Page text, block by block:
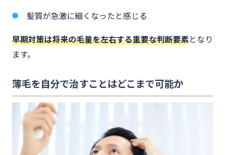
髪質が急激に細くなったと感じる
早期対策は将来の毛量を左右する重要な判断要素となり
ます。
薄毛を自分で治すことはどこまで可能か